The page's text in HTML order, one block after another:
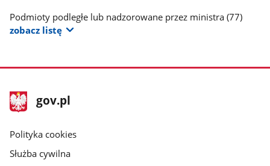
Podmioty podległe lub nadzorowane przez ministra(77)
zobacz listę
stopka
gov.pl
Strona
gov.pl
gov.pl
Polityka cookies
Służba cywilna